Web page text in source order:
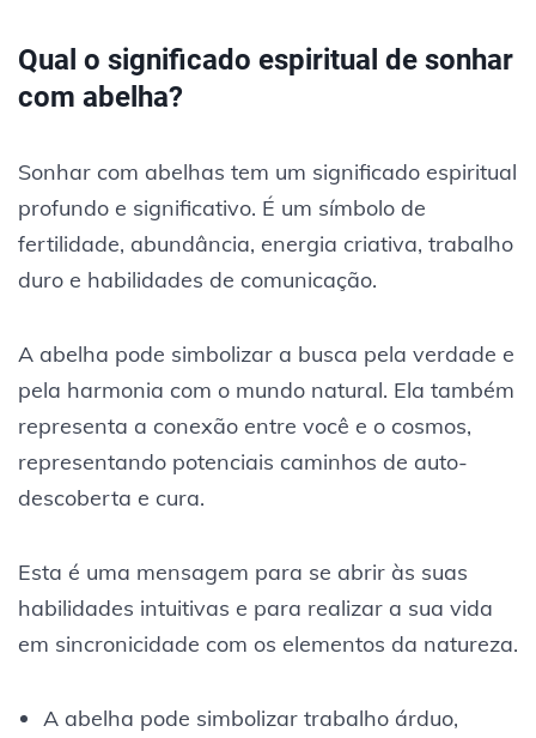
Qual o significado espiritual de sonhar
com abelha?
Sonhar com abelhas tem um significado espiritual
profundo e significativo. É um símbolo de
fertilidade, abundância, energia criativa, trabalho
duro e habilidades de comunicação.
A abelha pode simbolizar a busca pela verdade e
pela harmonia com o mundo natural. Ela também
representa a conexão entre você e o cosmos,
representando potenciais caminhos de auto-
descoberta e cura.
Esta é uma mensagem para se abrir às suas
habilidades intuitivas e para realizar a sua vida
em sincronicidade com os elementos da natureza.
A abelha pode simbolizar trabalho árduo,